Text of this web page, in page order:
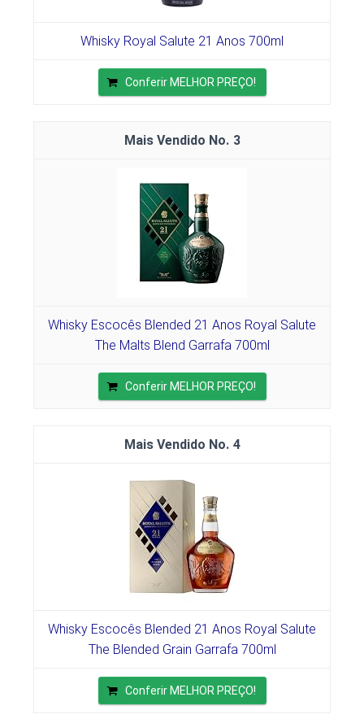
Whisky Royal Salute 21 Anos 700ml
Conferir MELHOR PREÇO!
3
Whisky Escocês Blended 21 Anos Royal Salute
The Malts Blend Garrafa 700ml
Conferir MELHOR PREÇO!
4
Whisky Escocês Blended 21 Anos Royal Salute
The Blended Grain Garrafa 700ml
Conferir MELHOR PREÇO!